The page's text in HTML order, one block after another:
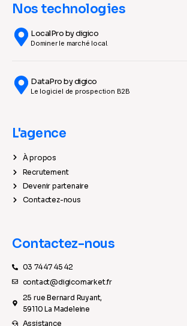
Nos technologies
LocalPro by digico
Dominer le marché local.
DataPro by digico
Le logiciel de prospection B2B
L'agence
À propos
Recrutement
Devenir partenaire
Contactez-nous
Contactez-nous
03 74 47 45 42
contact@digicomarket.fr
25 rue Bernard Ruyant,
59110 La Madeleine
Assistance